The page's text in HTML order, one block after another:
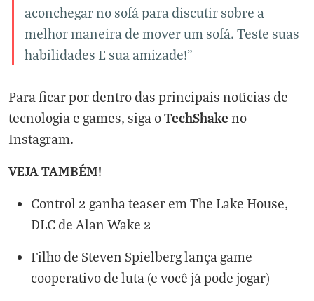
aconchegar no sofá para discutir sobre a
melhor maneira de mover um sofá. Teste suas
habilidades E sua amizade!"
Para ficar por dentro das principais notícias de
tecnologia e games, siga oTechShake no
Instagram.
VEJA TAMBÉM!
Control 2 ganha teaser em The Lake House,
DLC de Alan Wake 2
Filho de Steven Spielberg lança game
cooperativo de luta (e você já pode jogar)